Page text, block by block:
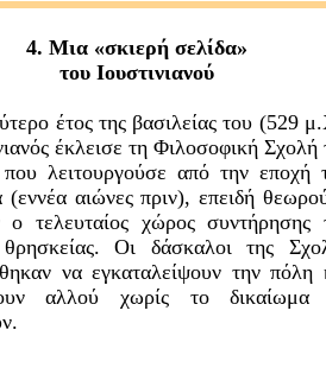
4. Μια «σκιερή σελίδα»
του Ιουστινιανού
έτος της βασιλείας του (529
έκλεισε τη Φιλοσοφική Σχολή
λειτουργούσε από την εποχή
αιώνες πριν), επειδή
ο τελευταίος χώρος συντήρησης
θρησκείας. Οι δάσκαλοι της
να εγκαταλείψουν την πόλη
αλλού χωρίς το δικαίωμα